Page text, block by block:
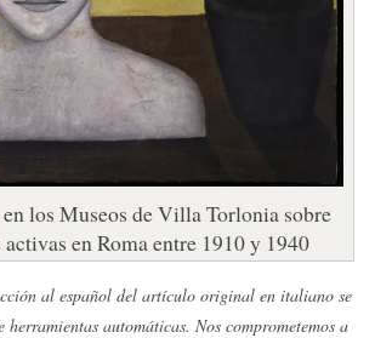
los Museos de Villa Torlonia sobre
en Roma entre 1910 y 1940
al español del artículo original en italiano se
automáticas. Nos comprometemos a